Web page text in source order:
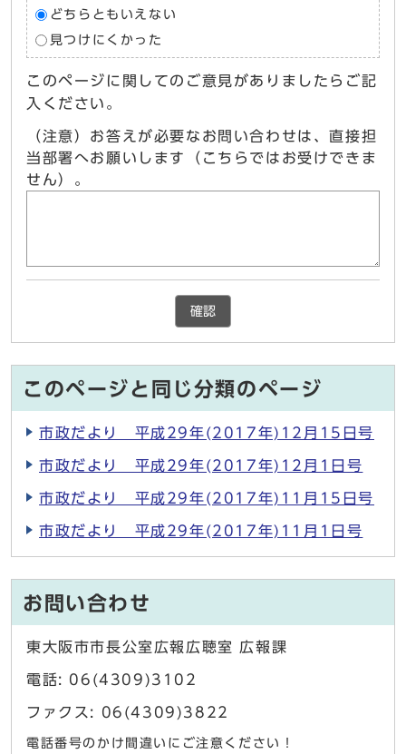
どちらともいえない
見つけにくかった
このページに関してのご意見がありましたらご記
入ください。
（注意）お答えが必要なお問い合わせは、直接担
当部署へお願いします（こちらではお受けできま
せん）。
確認
このページと同じ分類のページ
市政だより 平成29年(2017年)12月15日号
市政だより 平成29年(2017年)12月1日号
市政だより 平成29年(2017年)11月15日号
市政だより 平成29年(2017年)11月1日号
お問い合わせ
東大阪市市長公室広報広聴室 広報課
電話: 06(4309)3102
ファクス: 06(4309)3822
電話番号のかけ間違いにご注意ください！